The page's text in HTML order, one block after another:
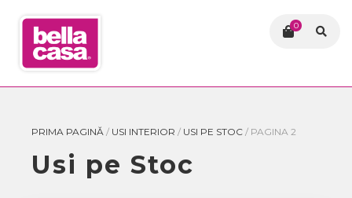
0
PRIMA PAGINĂ / USI INTERIOR / USI PE STOC / PAGINA 2
Usi pe Stoc